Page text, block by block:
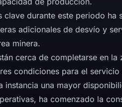
clave durante este periodo
adicionales de desvío y
minera.
cerca de completarse en
condiciones para el
instancia una mayor
ha comenzado la